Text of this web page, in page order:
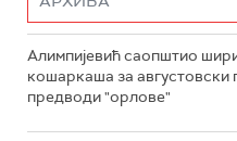
Алимпијевић саопштио
кошаркаша за августовски
предводи "орлове"